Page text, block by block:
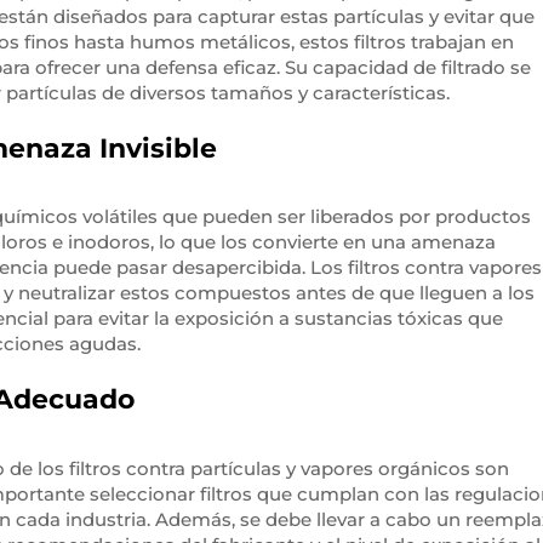
diseñados para capturar estas partículas y evitar que
finos hasta humos metálicos, estos filtros trabajan en
ofrecer una defensa eficaz. Su capacidad de filtrado se
de diversos tamaños y características.
Invisible
volátiles que pueden ser liberados por productos
e inodoros, lo que los convierte en una amenaza
puede pasar desapercibida. Los filtros contra vapores
neutralizar estos compuestos antes de que lleguen a los
para evitar la exposición a sustancias tóxicas que
agudas.
los filtros contra partículas y vapores orgánicos son
seleccionar filtros que cumplan con las
cada industria. Además, se debe llevar a cabo un